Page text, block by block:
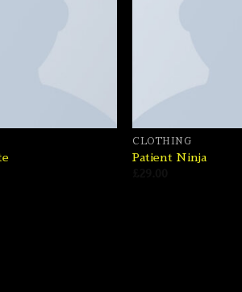
CLOTHING
Patient Ninja